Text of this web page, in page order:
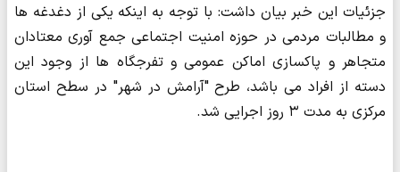
جزئیات این خبر بیان داشت: با توجه به اینکه یکی از دغدغه ها
و مطالبات مردمی در حوزه امنیت اجتماعی جمع آوری معتادان
متجاهر و پاکسازی اماکن عمومی و تفرجگاه ها از وجود این
دسته از افراد می باشد، طرح "آرامش در شهر" در سطح استان
مرکزی به مدت ۳ روز اجرایی شد.